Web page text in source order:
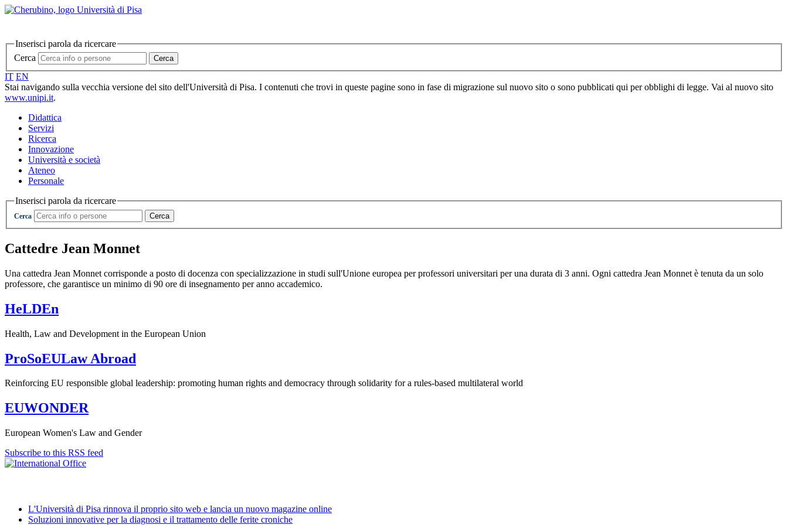
Inserisci parola da ricercare
Cerca
Cerca
IT EN
Stai navigando sulla vecchia versione del sito dell'Università di Pisa. I contenuti che trovi in queste pagine sono in fase di migrazione sul nuovo sito o sono pubblicati qui per obblighi di legge. Vai al nuovo sito
www.unipi.it.
Didattica
Servizi
Ricerca
Innovazione
Università e società
Ateneo
Personale
Inserisci parola da ricercare
Cerca Cerca
Cattedre Jean Monnet
Una cattedra Jean Monnet corrisponde a posto di docenza con specializzazione in studi sull'Unione europea per professori universitari per una durata di 3 anni. Ogni cattedra Jean Monnet è tenuta da un solo
professore, che garantisce un minimo di 90 ore di insegnamento per anno accademico.
HeLDEn
Health, Law and Development in the European Union
ProSoEULaw Abroad
Reinforcing EU responsible global leadership: promoting human rights and democracy through solidarity for a rules-based multilateral world
EUWONDER
European Women's Law and Gender
Subscribe to this RSS feed
L'Università di Pisa rinnova il proprio sito web e lancia un nuovo magazine online
Soluzioni innovative per la diagnosi e il trattamento delle ferite croniche